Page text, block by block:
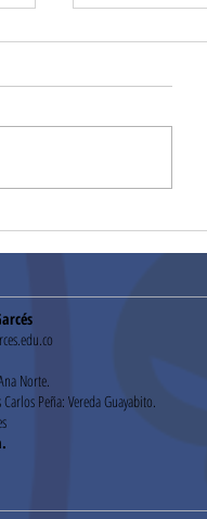
Norte.
Peña: Vereda Guayabito.